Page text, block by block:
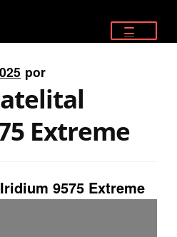
por
Extreme
9575 Extreme